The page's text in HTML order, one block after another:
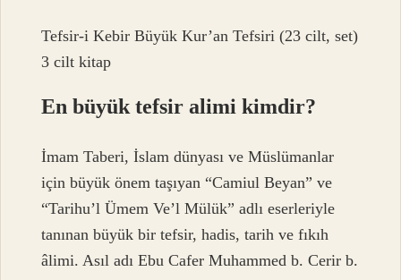
Tefsir-i Kebir Büyük Kur’an Tefsiri (23 cilt, set)
3 cilt kitap
En büyük tefsir alimi kimdir?
İmam Taberi, İslam dünyası ve Müslümanlar
için büyük önem taşıyan “Camiul Beyan” ve
“Tarihu’l Ümem Ve’l Mülük” adlı eserleriyle
tanınan büyük bir tefsir, hadis, tarih ve fıkıh
âlimi. Asıl adı Ebu Cafer Muhammed b. Cerir b.